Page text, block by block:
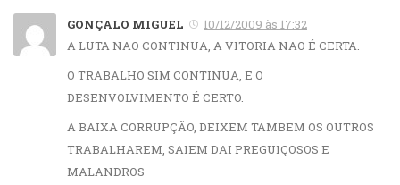
GONÇALO MIGUEL
10/12/2009 às 17:32
A LUTA NAO CONTINUA, A VITORIA NAO É CERTA.
O TRABALHO SIM CONTINUA, E O
DESENVOLVIMENTO É CERTO.
A BAIXA CORRUPÇÃO, DEIXEM TAMBEM OS OUTROS
TRABALHAREM, SAIEM DAI PREGUIÇOSOS E
MALANDROS